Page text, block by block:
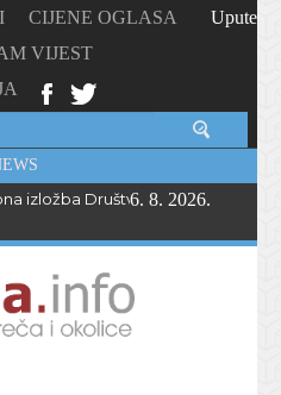
CIJENE OGLASA
VIJEST
Upute
izložba Društva likovnih
6. 8. 2026.